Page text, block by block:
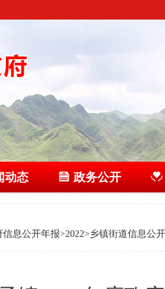
动态 政务公开
信息公开年报>2022>乡镇街道信息公